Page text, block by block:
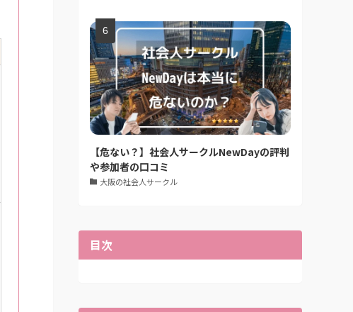
【危ない？】社会人サークルNewDayの評判
や参加者の口コミ
大阪の社会人サークル
目次